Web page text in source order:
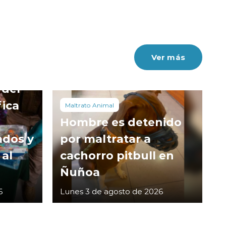
Ver más
y
Maltrato Animal
Hombre es detenido
por maltratar a
cachorro pitbull en
Ñuñoa
Lunes 3 de agosto de 2026